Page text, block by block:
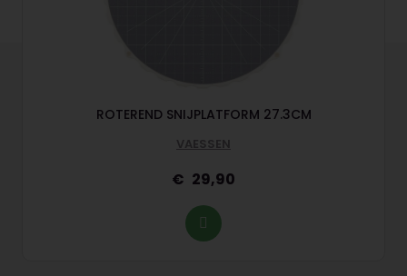
ROTEREND SNIJPLATFORM 27.3CM
VAESSEN
29,90